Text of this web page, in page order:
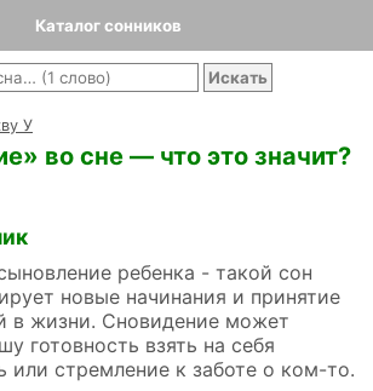
Каталог сонников
У
во сне — что это значит?
ребенка - такой сон
новые начинания и принятие
в жизни. Сновидение может
готовность взять на себя
или стремление к заботе о ком-то.